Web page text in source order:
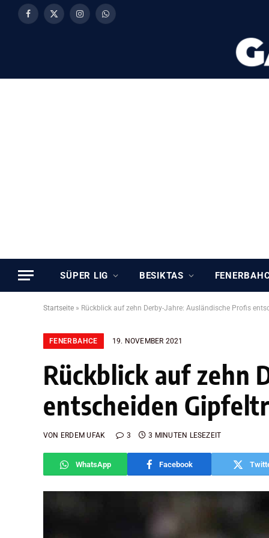
Facebook
X
InstagramWhatsApp
SÜPER LIG BESIKTAS
Startseite » Rückblick auf zehn Derby-Jahre: Ausländische Profis
FENERBAHCE 19. NOVEMBER 2021
Rückblick auf zehn
entscheiden
VON ERDEM UFAK 3 3 MINUTEN LESEZEIT
WhatsApp Facebook